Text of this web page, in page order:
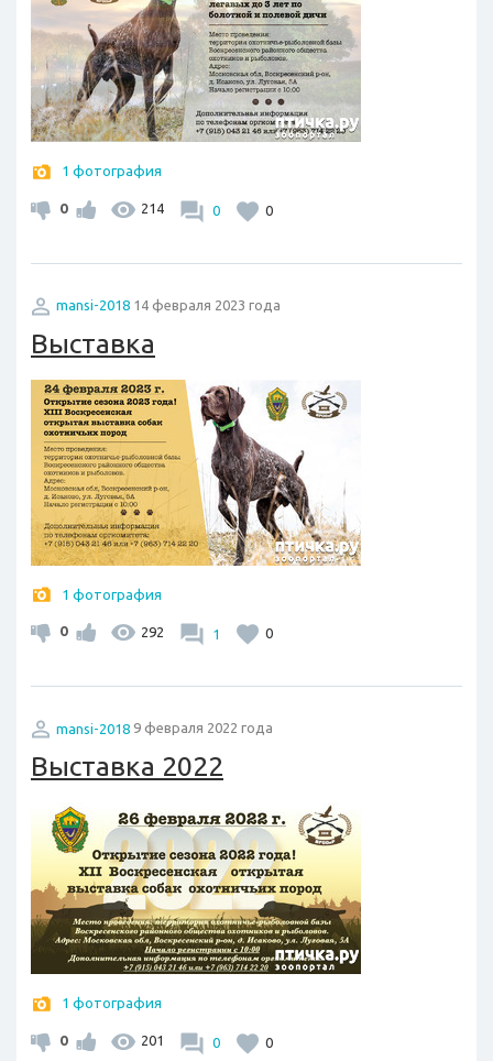
1 фотография
0 214 0 0
mansi-2018 14 февраля 2023 года
Выставка
1 фотография
0 292 1 0
mansi-2018 9 февраля 2022 года
Выставка 2022
1 фотография
0 201 0 0